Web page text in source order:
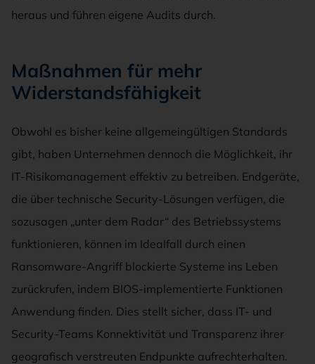
heraus und führen eigene Audits durch.
Maßnahmen für mehr
Widerstandsfähigkeit
Obwohl es bisher keine allgemeingültigen Standards
gibt, haben Unternehmen dennoch die Möglichkeit, ihr
IT-Risikomanagement effektiv zu betreiben. Endgeräte,
die über technische Security-Lösungen verfügen, die
sozusagen „unter dem Radar“ des Betriebssystems
funktionieren, können im Idealfall durch einen
Ransomware-Angriff blockierte Systeme ins Leben
zurückrufen, indem BIOS-implementierte Funktionen
Anwendung finden. Dies stellt sicher, dass IT- und
Security-Teams Konnektivität und Transparenz ihrer
geografisch verstreuten Endpunkte aufrechterhalten.